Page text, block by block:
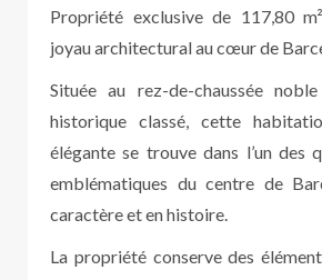
Propriété exclusive de 117,80
joyau architectural au cœur de
Située au rez-de-chaussée
historique classé, cette
élégante se trouve dans l’un des
emblématiques du centre de
caractère et en histoire.
La propriété conserve des